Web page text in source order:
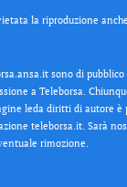
la riproduzione
sono di
a Teleborsa.
leda diritti di autore è
teleborsa.it. Sarà
rimozione.